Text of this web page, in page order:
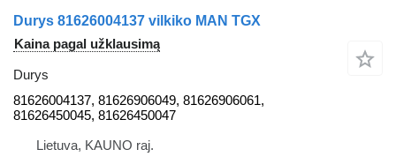
Durys 81626004137 vilkiko MAN TGX
Kaina pagal užklausimą
Durys
81626004137, 81626906049, 81626906061,
81626450045, 81626450047
Lietuva, KAUNO raj.